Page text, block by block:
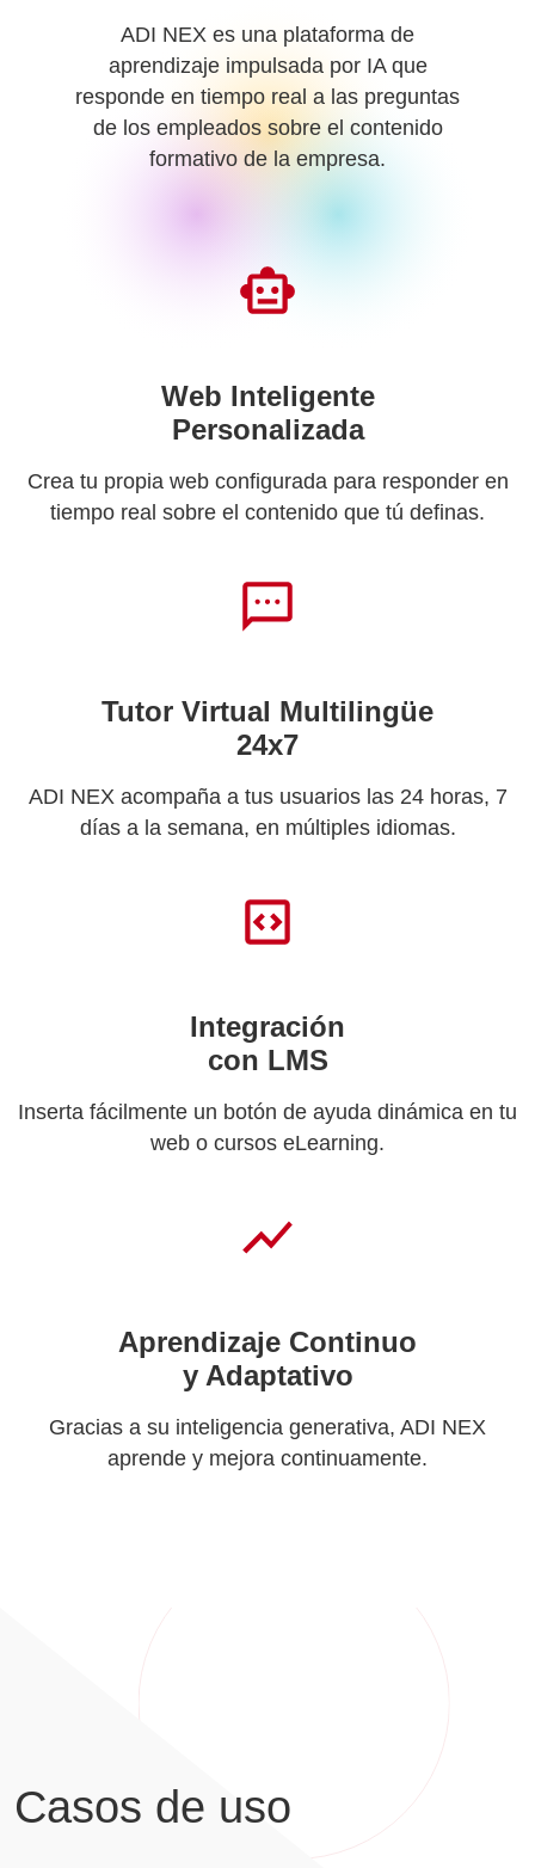
ADI NEX es una plataforma de
aprendizaje impulsada por IA que
responde en tiempo real a las preguntas
de los empleados sobre el contenido
formativo de la empresa.
Web Inteligente
Personalizada
Crea tu propia web configurada para responder en
tiempo real sobre el contenido que tú definas.
Tutor Virtual Multilingüe
24x7
ADI NEX acompaña a tus usuarios las 24 horas, 7
días a la semana, en múltiples idiomas.
Integración
con LMS
Inserta fácilmente un botón de ayuda dinámica en tu
web o cursos eLearning.
Aprendizaje Continuo
y Adaptativo
Gracias a su inteligencia generativa, ADI NEX
aprende y mejora continuamente.
Casos de uso